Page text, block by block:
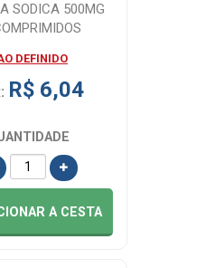
SODICA 500MG
DEFINIDO
R$ 6,04
A CESTA